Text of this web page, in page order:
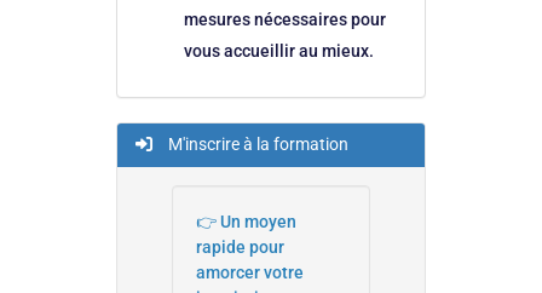
mesures nécessaires pour
vous accueillir au mieux.
M'inscrire à la formation
👉 Un moyen
rapide pour
amorcer votre